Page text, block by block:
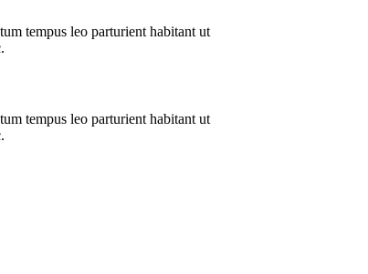
tempus leo parturient habitant ut
tempus leo parturient habitant ut